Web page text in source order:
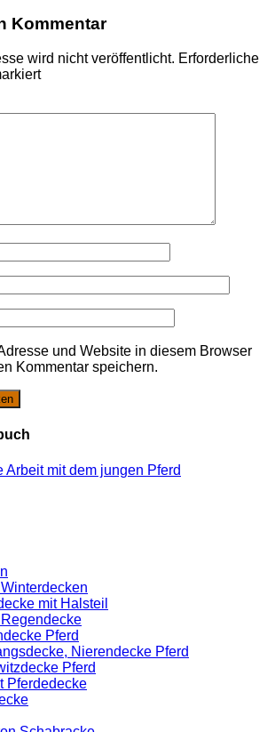
Kommentar
wird nicht veröffentlicht. Erforderliche
und Website in diesem Browser
Kommentar speichern.
mit Halsteil
Pferd
Nierendecke Pferd
Pferd
Pferdedecke